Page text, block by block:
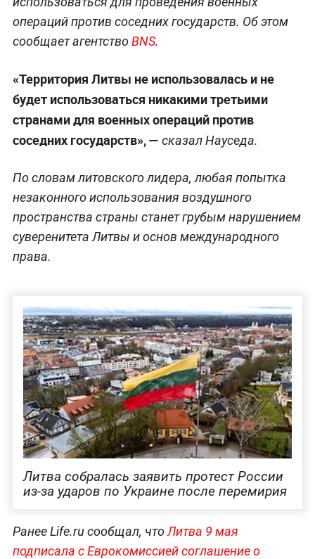
операций против соседних государств. Об этом
сообщает агентствоBNS.
«Территория Литвы не использовалась и не
будет использоваться никакими третьими
странами для военных операций против
соседних государств», — сказал Науседа.
По словам литовского лидера, любая попытка
незаконного использования воздушного
пространства страны станет грубым нарушением
суверенитета Литвы и основ международного
права.
Литва собралась заявить протест России
из-за ударов по Украине после перемирия
Ранее Life.ru сообщал, чтоЛитва 9 мая
подписала с Еврокомиссией соглашение о